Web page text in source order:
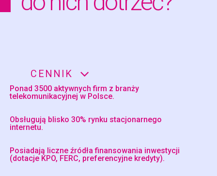
CENNIK
Ponad 3500 aktywnych firm z branży
telekomunikacyjnej w Polsce.
Obsługują blisko 30% rynku stacjonarnego
internetu.
Posiadają liczne źródła finansowania inwestycji
(dotacje KPO, FERC, preferencyjne kredyty).